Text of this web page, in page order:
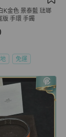
K金色 景泰藍 琺瑯
版 手環 手鐲
免運